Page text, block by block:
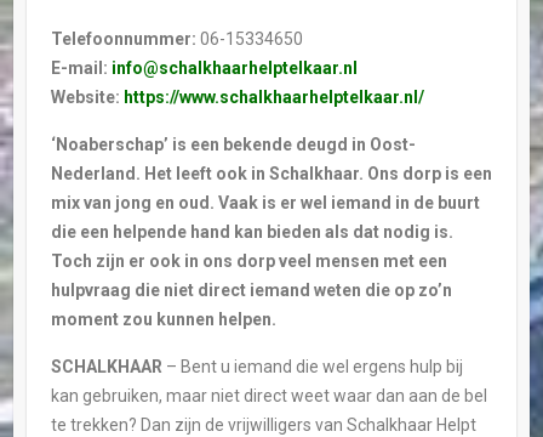
Telefoonnummer: 06-15334650
E-mail: info@schalkhaarhelptelkaar.nl
Website: https://www.schalkhaarhelptelkaar.nl/
‘Noaberschap’ is een bekende deugd in Oost-
Nederland. Het leeft ook in Schalkhaar. Ons dorp is een
mix van jong en oud. Vaak is er wel iemand in de buurt
die een helpende hand kan bieden als dat nodig is.
Toch zijn er ook in ons dorp veel mensen met een
hulpvraag die niet direct iemand weten die op zo’n
moment zou kunnen helpen.
SCHALKHAAR – Bent u iemand die wel ergens hulp bij
kan gebruiken, maar niet direct weet waar dan aan de bel
te trekken? Dan zijn de vrijwilligers van Schalkhaar Helpt